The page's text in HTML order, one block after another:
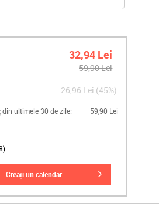
32,94 Lei
59,90 Lei
26,96 Lei (45%)
din ultimele 30 de zile: 59,90 Lei
creați un calendar